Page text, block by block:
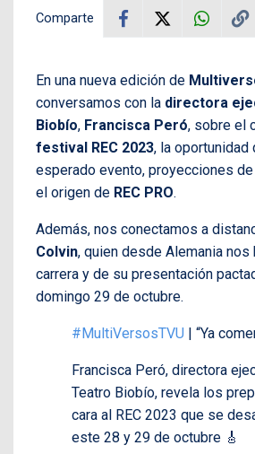
Comparte
En una nueva edición de
conversamos con la directora
Biobío, Francisca Peró, sobre el
festival REC 2023, la oportunidad
esperado evento, proyecciones
el origen de REC PRO.
Además, nos conectamos a
Colvin, quien desde Alemania nos
carrera y de su presentación
domingo 29 de octubre.
#MultiVersosTVU | “Ya
Francisca Peró, directora
Teatro Biobío, revela los
cara al REC 2023 que se
este 28 y 29 de octubre 🎸